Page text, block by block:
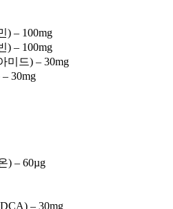
) – 100mg
) – 100mg
미드) – 30mg
30mg
) – 60µg
– 30mg